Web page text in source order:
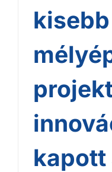
kisebb
kapott